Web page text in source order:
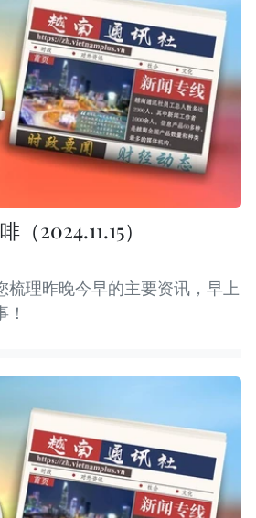
2024.11.15）
梳理昨晚今早的主要资讯，早上